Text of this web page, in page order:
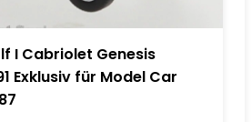
I Cabriolet Genesis
Exklusiv für Model Car